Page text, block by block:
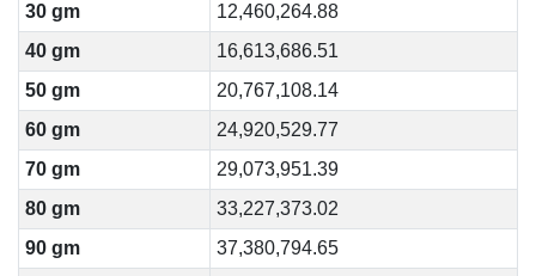
30 gm
12,460,264.88
40 gm
16,613,686.51
50 gm
20,767,108.14
60 gm
24,920,529.77
70 gm
29,073,951.39
80 gm
33,227,373.02
90 gm
37,380,794.65